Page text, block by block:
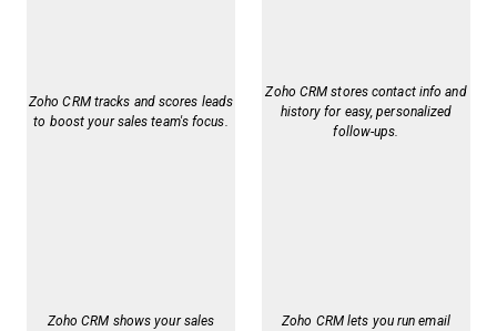
Zoho CRM tracks and scores leads
to boost your sales team's focus.
Zoho CRM stores contact info and
history for easy, personalized
follow-ups.
Zoho CRM shows your sales
Zoho CRM lets you run email